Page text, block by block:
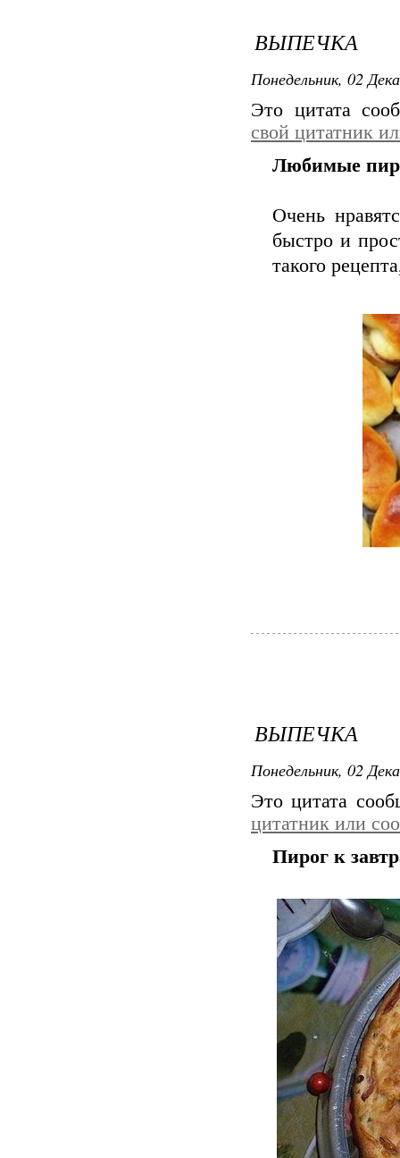
ВЫПЕЧКА
Понедельник, 02
Это цитата
свой цитатник
Любимые
Очень
быстро и
такого
ВЫПЕЧКА
Понедельник, 02
Это цитата
цитатник или
Пирог к